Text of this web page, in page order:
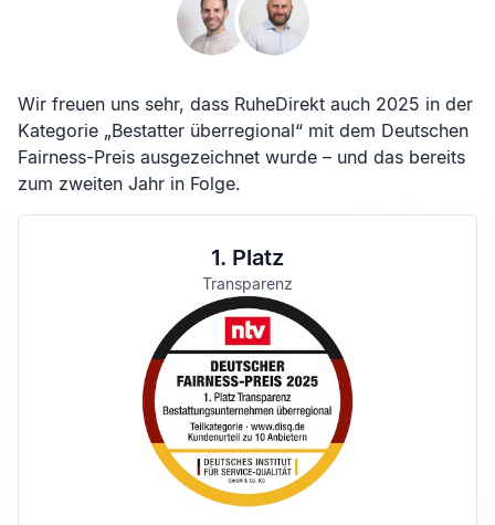
Wir freuen uns sehr, dass RuheDirekt auch 2025 in der
Kategorie „Bestatter überregional“ mit dem Deutschen
Fairness-Preis ausgezeichnet wurde – und das bereits
zum zweiten Jahr in Folge.
1. Platz
Transparenz